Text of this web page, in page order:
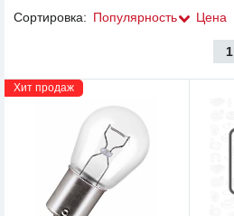
Сортировка: Популярность Цена
1
Хит продаж